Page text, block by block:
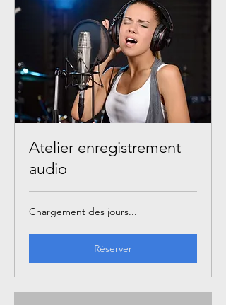
Atelier enregistrement
audio
Chargement des jours...
Réserver